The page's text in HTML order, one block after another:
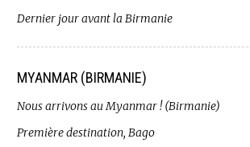
Dernier jour avant la Birmanie
MYANMAR (BIRMANIE)
Nous arrivons au Myanmar ! (Birmanie)
Première destination, Bago